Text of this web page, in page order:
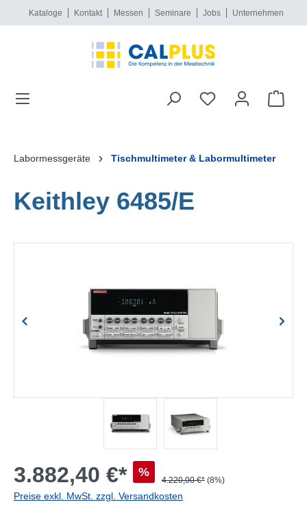
springen
Kataloge Kontakt Messen Seminare Jobs Unternehmen
Labormessgeräte Tischmultimeter & Labormultimeter
Keithley 6485/E
3.882,40 €* %
4.220,00 €* (8%)
Preise exkl. MwSt. zzgl. Versandkosten